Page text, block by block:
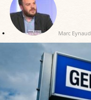
Marc Eynaud